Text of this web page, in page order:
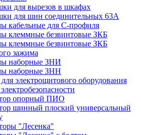
для вырезов в шкафах
для шин соединительных 63А
кабельные для С-профиля
клеммные безвинтовые ЗКБ
клеммные безвинтовые ЗКБ
зажима
наборные ЗНИ
наборные ЗНН
электрощитового оборудования
опорный ПИО
шинный плоский универсальный
"Лесенка"